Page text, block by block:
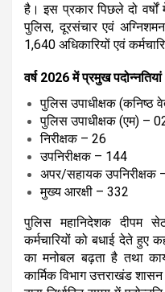
है। इस प्रकार पिछले दो
पुलिस, दूरसंचार एवं
1,640 अधिकारियों एवं
वर्ष 2026 में प्रमुख पदोन्नतियां
पुलिस उपाधीक्षक (कनिष्ठ
पुलिस उपाधीक्षक (एम) –
निरीक्षक – 26
उपनिरीक्षक – 144
अपर/सहायक उपनिरीक्षक
मुख्य आरक्षी – 332
पुलिस महानिदेशक दीपम
कर्मचारियों को बधाई देते हुए
का मनोबल बढ़ता है तथा
कार्मिक विभाग उत्तराखंड